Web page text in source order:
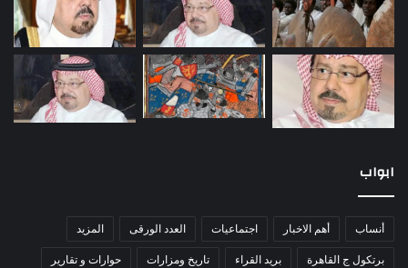
ابواب
أنساب أهم الاخبار اجتماعيات العدد الورقى المزيد
برتكول ج القاهرة بريد القراء تاريخ ومزارات حوارات و تقارير